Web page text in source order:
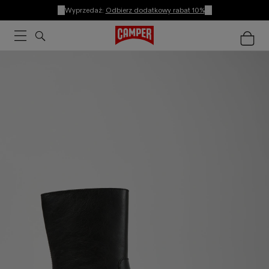
Wyprzedaż: Odbierz dodatkowy rabat 10%